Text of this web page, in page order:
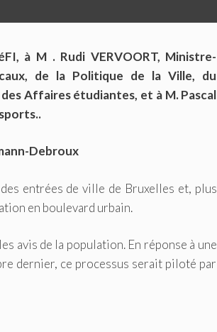
à M . Rudi VERVOORT, Ministre-
de la Politique de la Ville, du
Affaires étudiantes, et à M. Pascal
Debroux
entrées de ville de Bruxelles et, plus
en boulevard urbain.
avis de la population. En réponse à une
dernier, ce processus serait piloté par